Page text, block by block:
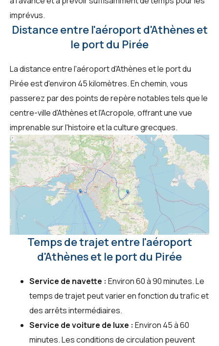
imprévus.
Distance entre l'aéroport d'Athènes et
le port du Pirée
La distance entre l'aéroport d'Athènes et le port du
Pirée est d'environ 45 kilomètres. En chemin, vous
passerez par des points de repère notables tels que le
centre-ville d'Athènes et l'Acropole, offrant une vue
imprenable sur l'histoire et la culture grecques.
Temps de trajet entre l'aéroport
d'Athènes et le port du Pirée
Service de navette : Environ 60 à 90 minutes. Le
temps de trajet peut varier en fonction du trafic et
des arrêts intermédiaires.
Service de voiture de luxe : Environ 45 à 60
minutes. Les conditions de circulation peuvent